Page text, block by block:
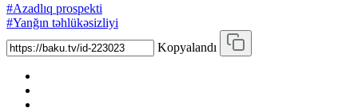
#Azadlıq prospekti
#Yanğın təhlükəsizliyi
Kopyalandı